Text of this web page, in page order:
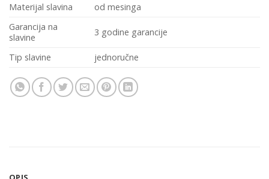
Materijal slavina
od mesinga
Garancija na
slavine
3 godine garancije
Tip slavine jednoručne